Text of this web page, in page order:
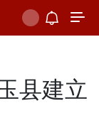
县建立